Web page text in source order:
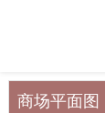
商场平面图